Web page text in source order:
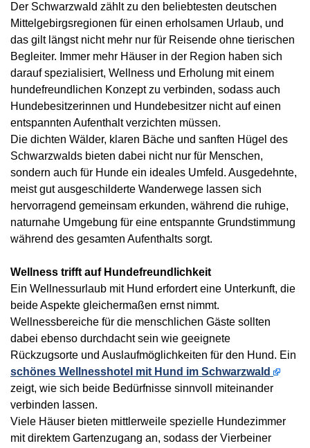
Der Schwarzwald zählt zu den beliebtesten deutschen
Mittelgebirgsregionen für einen erholsamen Urlaub, und
das gilt längst nicht mehr nur für Reisende ohne tierischen
Begleiter. Immer mehr Häuser in der Region haben sich
darauf spezialisiert, Wellness und Erholung mit einem
hundefreundlichen Konzept zu verbinden, sodass auch
Hundebesitzerinnen und Hundebesitzer nicht auf einen
entspannten Aufenthalt verzichten müssen.
Die dichten Wälder, klaren Bäche und sanften Hügel des
Schwarzwalds bieten dabei nicht nur für Menschen,
sondern auch für Hunde ein ideales Umfeld. Ausgedehnte,
meist gut ausgeschilderte Wanderwege lassen sich
hervorragend gemeinsam erkunden, während die ruhige,
naturnahe Umgebung für eine entspannte Grundstimmung
während des gesamten Aufenthalts sorgt.
Wellness trifft auf Hundefreundlichkeit
Ein Wellnessurlaub mit Hund erfordert eine Unterkunft, die
beide Aspekte gleichermaßen ernst nimmt.
Wellnessbereiche für die menschlichen Gäste sollten
dabei ebenso durchdacht sein wie geeignete
Rückzugsorte und Auslaufmöglichkeiten für den Hund. Ein
schönes Wellnesshotel mit Hund im Schwarzwald
zeigt, wie sich beide Bedürfnisse sinnvoll miteinander
verbinden lassen.
Viele Häuser bieten mittlerweile spezielle Hundezimmer
mit direktem Gartenzugang an, sodass der Vierbeiner